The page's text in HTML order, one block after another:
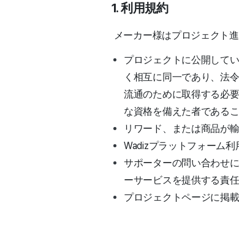
1. 利用規約
メーカー様はプロジェクト
プロジェクトに公開して
く相互に同一であり、法
流通のために取得する必
な資格を備えた者である
リワード、または商品が
Wadizプラットフォーム
サポーターの問い合わせ
ーサービスを提供する責任
プロジェクトページに掲